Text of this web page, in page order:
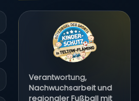
Verantwortung,
Nachwuchsarbeit und
regionaler Fußball mit